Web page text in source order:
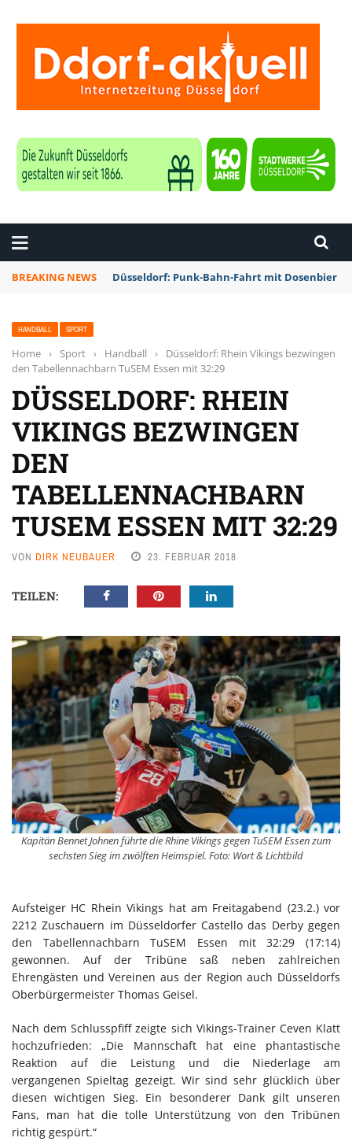
BREAKING NEWS Düsseldorf: Punk-Bahn-Fahrt mit Dosenbier
HANDBALL SPORT
Home › Sport › Handball ›
Düsseldorf: Rhein Vikings bezwingen
den Tabellennachbarn TuSEM Essen mit 32:29
DÜSSELDORF: RHEIN
VIKINGS BEZWINGEN
DEN
TABELLENNACHBARN
TUSEM ESSEN MIT 32:29
VON DIRK NEUBAUER 23. FEBRUAR 2018
TEILEN:
Kapitän Bennet Johnen führte die Rhine Vikings gegen TuSEM Essen zum
sechsten Sieg im zwölften Heimspiel. Foto: Wort & Lichtbild
Aufsteiger HC Rhein Vikings hat am Freitagabend (23.2.) vor
2212 Zuschauern im Düsseldorfer Castello das Derby gegen
den Tabellennachbarn TuSEM Essen mit 32:29 (17:14)
gewonnen. Auf der Tribüne saß neben zahlreichen
Ehrengästen und Vereinen aus der Region auch Düsseldorfs
Oberbürgermeister Thomas Geisel.
Nach dem Schlusspfiff zeigte sich Vikings-Trainer Ceven Klatt
hochzufrieden: „Die Mannschaft hat eine phantastische
Reaktion auf die Leistung und die Niederlage am
vergangenen Spieltag gezeigt. Wir sind sehr glücklich über
diesen wichtigen Sieg. Ein besonderer Dank gilt unseren
Fans, man hat die tolle Unterstützung von den Tribünen
richtig gespürt.“